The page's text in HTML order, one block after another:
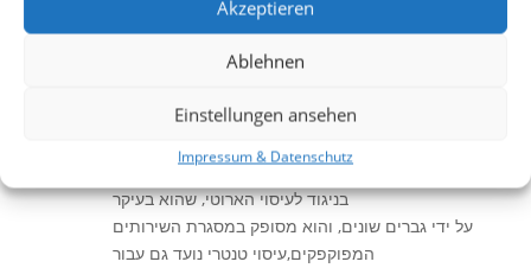
Akzeptieren
Ablehnen
Einstellungen ansehen
Impressum & Datenschutz
עליכם ולחוש את ההקלה לאחר העיסוי כאשר הגוף
לאור זאת יהיה מומלץ לשקול לקחת חלק בסוג זה של
inoxicated , אחד זה
בניגוד לעיסוי הארוטי, שהוא בעיקר
על ידי גברים שונים, והוא מסופק במסגרת השירותים
המפוקפקים,עיסוי טנטרי נועד גם עבור